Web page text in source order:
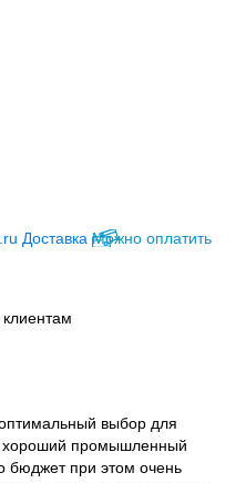
Доставка Можно оплатить
выбор для
хороший промышленный
бюджет при этом очень